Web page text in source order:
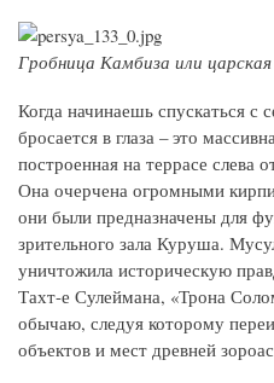
Гробница Камбиза или
Когда начинаешь спускаться с
бросается в глаза – это
построенная на террасе слева
Она очерчена огромными
они были предназначены для
зрительного зала Куруша.
уничтожила историческую
Тахт-е Сулеймана, «Трона
обычаю, следуя которому
объектов и мест древней